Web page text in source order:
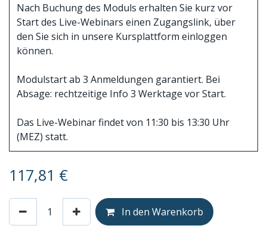
Nach Buchung des Moduls erhalten Sie kurz vor
Start des Live-Webinars einen Zugangslink, über
den Sie sich in unsere Kursplattform einloggen
können.
Modulstart ab 3 Anmeldungen garantiert. Bei
Absage: rechtzeitige Info 3 Werktage vor Start.
Das Live-Webinar findet von 11:30 bis 13:30 Uhr
(MEZ) statt.
117,81 €
In den Warenkorb